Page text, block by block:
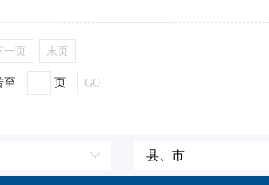
一页 末页
至 页 GO
县、市